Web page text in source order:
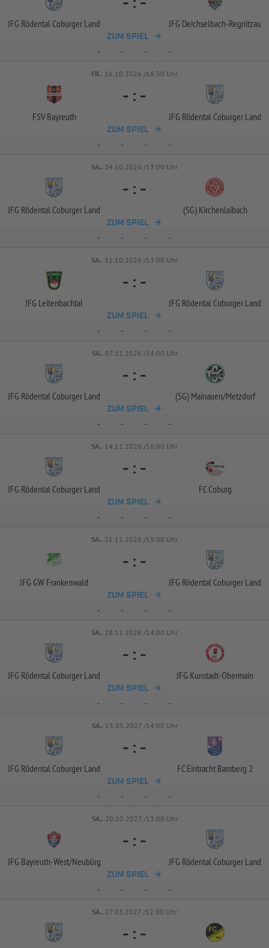
JFG Rödental Coburger Land JFG Deichselbach-Regnitzau
ZUM SPIEL
- - - -
FR.. 16.10.2026 /16:30 Uhr
FSV Bayreuth
- : -
JFG Rödental Coburger Land
ZUM SPIEL
- - - -
SA.. 24.10.2026 /13:00 Uhr
JFG Rödental Coburger Land
- : -
(SG) Kirchenlaibach
ZUM SPIEL
- - - -
SA.. 31.10.2026 /13:00 Uhr
JFG Leitenbachtal
- : -
JFG Rödental Coburger Land
ZUM SPIEL
- - - -
SA.. 07.11.2026 /14:00 Uhr
JFG Rödental Coburger Land
- : -
(SG) Mainauen/Metzdorf
ZUM SPIEL
- - - -
SA.. 14.11.2026 /16:00 Uhr
JFG Rödental Coburger Land
- : -
FC Coburg
ZUM SPIEL
- - - -
SA.. 21.11.2026 /15:00 Uhr
JFG GW Frankenwald
- : -
JFG Rödental Coburger Land
ZUM SPIEL
- - - -
SA.. 28.11.2026 /14:00 Uhr
JFG Rödental Coburger Land
- : -
JFG Kunstadt-Obermain
ZUM SPIEL
- - - -
SA.. 13.03.2027 /14:00 Uhr
JFG Rödental Coburger Land
- : -
FC Eintracht Bamberg 2
ZUM SPIEL
- - - -
SA.. 20.03.2027 /13:00 Uhr
JFG Bayreuth-West/Neubürg
- : -
JFG Rödental Coburger Land
ZUM SPIEL
- - - -
SA.. 27.03.2027 /12:00 Uhr
- : -